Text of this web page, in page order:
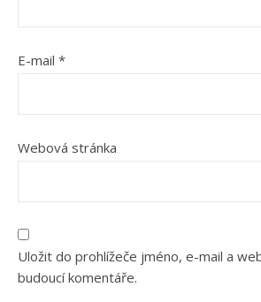
E-mail *
Webová stránka
Uložit do prohlížeče jméno, e-mail a
budoucí komentáře.